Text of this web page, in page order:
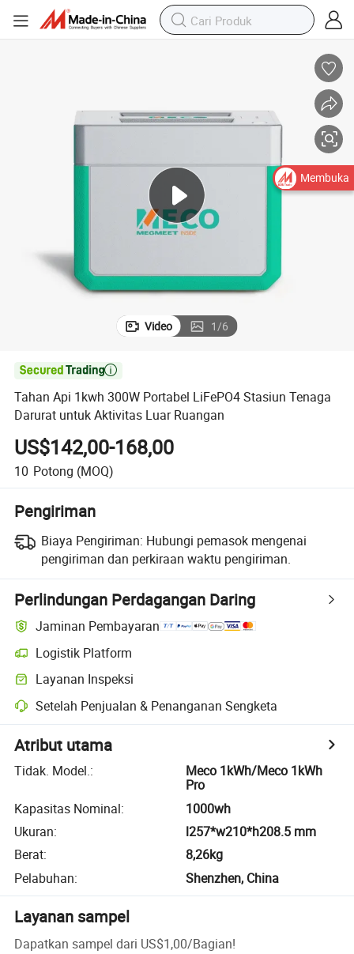
Video 1/6

Tahan Api 1kwh 300W Portabel LiFePO4 Stasiun Tenaga
Darurat untuk Aktivitas Luar Ruangan
US$142,00-168,00
10 Potong (MOQ)
Pengiriman
Biaya Pengiriman: Hubungi pemasok mengenai
pengiriman dan perkiraan waktu pengiriman.
Perlindungan Perdagangan Daring
Jaminan Pembayaran
Logistik Platform
Layanan Inspeksi
Setelah Penjualan & Penanganan Sengketa
Atribut utama
Tidak. Model.:
Meco 1kWh/Meco 1kWh
Pro
Kapasitas Nominal:
1000wh
Ukuran:
l257*w210*h208.5 mm
Berat:
8,26kg
Pelabuhan: Shenzhen, China
Layanan sampel
Dapatkan sampel dari US$1,00/Bagian!
Membuka